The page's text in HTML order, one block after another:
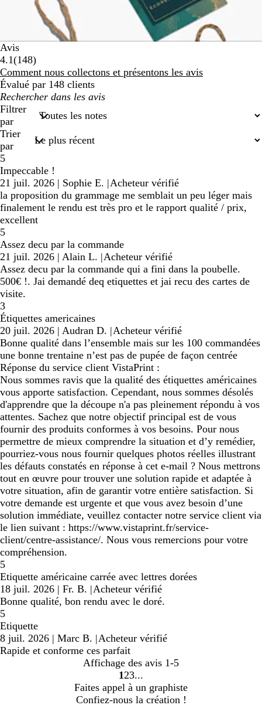
Avis
4.1(148148
avis
)
Comment nous collectons et présentons les avis
Évalué par 148 clients
Mes
recherches
saisies
Filtrer
par
Trier
par
5
Impeccable !
21 juil. 2026 | Sophie E. |Acheteur vérifié
la proposition du grammage me semblait un peu léger mais
finalement le rendu est très pro et le rapport qualité / prix,
excellent
5
Assez decu par la commande
21 juil. 2026 | Alain L. |Acheteur vérifié
Assez decu par la commande qui a fini dans la poubelle.
500€ !. Jai demandé deq etiquettes et jai recu des cartes de
visite.
3
Étiquettes americaines
20 juil. 2026 | Audran D. |Acheteur vérifié
Bonne qualité dans l’ensemble mais sur les 100 commandées
une bonne trentaine n’est pas de pupée de façon centrée
Réponse du service client VistaPrint :
Nous sommes ravis que la qualité des étiquettes américaines
vous apporte satisfaction. Cependant, nous sommes désolés
d'apprendre que la découpe n'a pas pleinement répondu à vos
attentes. Sachez que notre objectif principal est de vous
fournir des produits conformes à vos besoins. Pour nous
permettre de mieux comprendre la situation et d’y remédier,
pourriez-vous nous fournir quelques photos réelles illustrant
les défauts constatés en réponse à cet e-mail ? Nous mettrons
tout en œuvre pour trouver une solution rapide et adaptée à
votre situation, afin de garantir votre entière satisfaction. Si
votre demande est urgente et que vous avez besoin d’une
solution immédiate, veuillez contacter notre service client via
le lien suivant : https://www.vistaprint.fr/service-
client/centre-assistance/. Nous vous remercions pour votre
compréhension.
5
Etiquette américaine carrée avec lettres dorées
18 juil. 2026 | Fr. B. |Acheteur vérifié
Bonne qualité, bon rendu avec le doré.
5
Etiquette
8 juil. 2026 | Marc B. |Acheteur vérifié
Rapide et conforme ces parfait
Affichage des avis 1-5
Accéder
à
la
1 Accéder
à
la
2 Accéder
à
la
3
Faites appel à un graphiste
Confiez-nous la création !